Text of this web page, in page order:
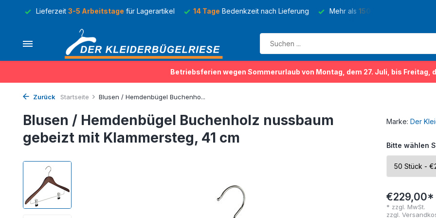
Lieferzeit 3-5 Arbeitstage für Lagerartikel 14 Tage Bedenkzeit nach Lieferung Mehr als 150 Sorten
Betriebsferien wegen Sommerurlaub von Montag, dem 27. Juli, bis Freitag,
Zurück Startseite Blusen / Hemdenbügel Buchenho...
Blusen / Hemdenbügel Buchenholz nussbaum
gebeizt mit Klammersteg, 41 cm
Marke: Der
Bitte wählen
€229,00*
* zzgl. MwSt.
zzgl.